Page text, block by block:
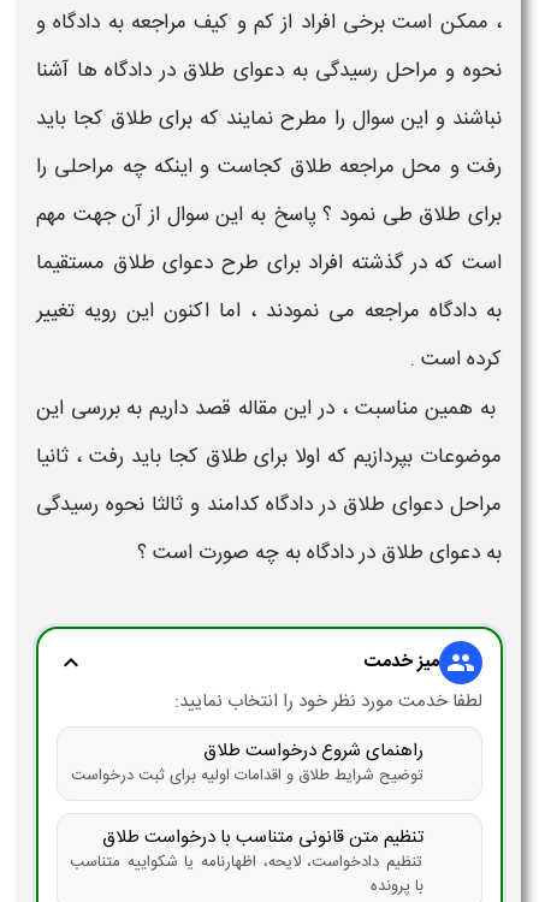
، ممکن است برخی افراد از کم و کیف مراجعه به دادگاه و
نحوه و مراحل رسیدگی به دعوای طلاق در دادگاه ها آشنا
نباشند و این سوال را مطرح نمایند که برای طلاق کجا باید
رفتو محل مراجعه طلاق کجاست و اینکه چه مراحلی را
برای طلاق طی نمود ؟ پاسخ به این سوال از آن جهت مهم
است که در گذشته افراد برای طرح دعوای طلاق مستقیما
به دادگاه مراجعه می نمودند ، اما اکنون این رویه تغییر
کرده است .
به همین مناسبت ، در این مقاله قصد داریم به بررسی این
موضوعات بپردازیم که اولا برای طلاق کجا باید رفت ، ثانیا
مراحل دعوای طلاق در دادگاهکدامند و ثالثانحوه رسیدگی
به دعوای طلاق در دادگاهبه چه صورت است ؟
group میز خدمت expand_more
لطفا خدمت مورد نظر خود را انتخاب نمایید:
راهنمای شروع درخواست طلاق
توضیح شرایط طلاق و اقدامات اولیه برای ثبت درخواست
تنظیم متن قانونی متناسب با درخواست طلاق
تنظیم دادخواست، لایحه، اظهارنامه یا شکواییه متناسب
با پرونده